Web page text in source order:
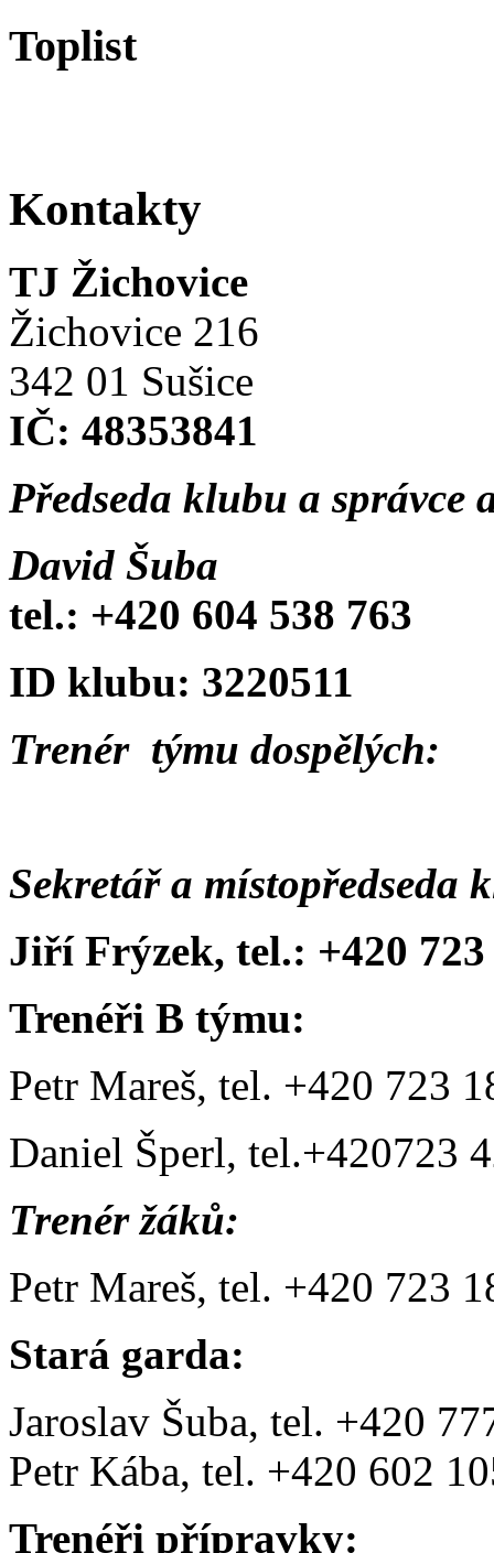
Toplist
Kontakty
TJ Žichovice
Žichovice 216
342 01 Sušice
IČ: 48353841
Předseda klubu a správce
David Šuba
tel.: +420 604 538 763
ID klubu: 3220511
Trenér týmu dospělých:
Sekretář a místopředseda
Jiří Frýzek, tel.: +420 723
Trenéři B týmu:
Petr Mareš, tel. +420 723
Daniel Šperl, tel.+420723
Trenér žáků:
Petr Mareš, tel. +420 723
Stará garda:
Jaroslav Šuba, tel. +420
Petr Kába, tel. +420 602
Trenéři přípravky: